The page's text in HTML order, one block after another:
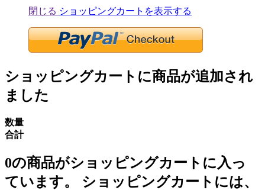
閉じる ショッピングカートを表示する
ショッピングカートに商品が追加され
ました
数量
合計
0の商品がショッピングカートに入っ
ています。 ショッピングカートには、